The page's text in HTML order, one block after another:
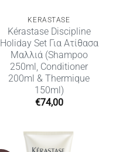
KERASTASE
Kérastase Discipline
Holiday Set Για Ατίθασα
Μαλλιά (Shampoo
250ml, Conditioner
200ml & Thermique
150ml)
€74,00